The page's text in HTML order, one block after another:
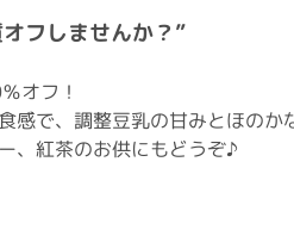
フしませんか？”
オフ！
感で、調整豆乳の甘みとほの
、紅茶のお供にもどうぞ♪